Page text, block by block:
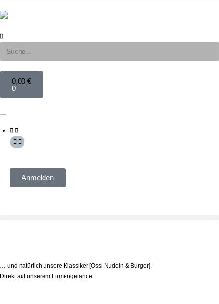
0,00 €
0
Anmelden
… und natürlich unsere Klassiker [Ossi Nudeln & Burger].
Direkt auf unserem Firmengelände